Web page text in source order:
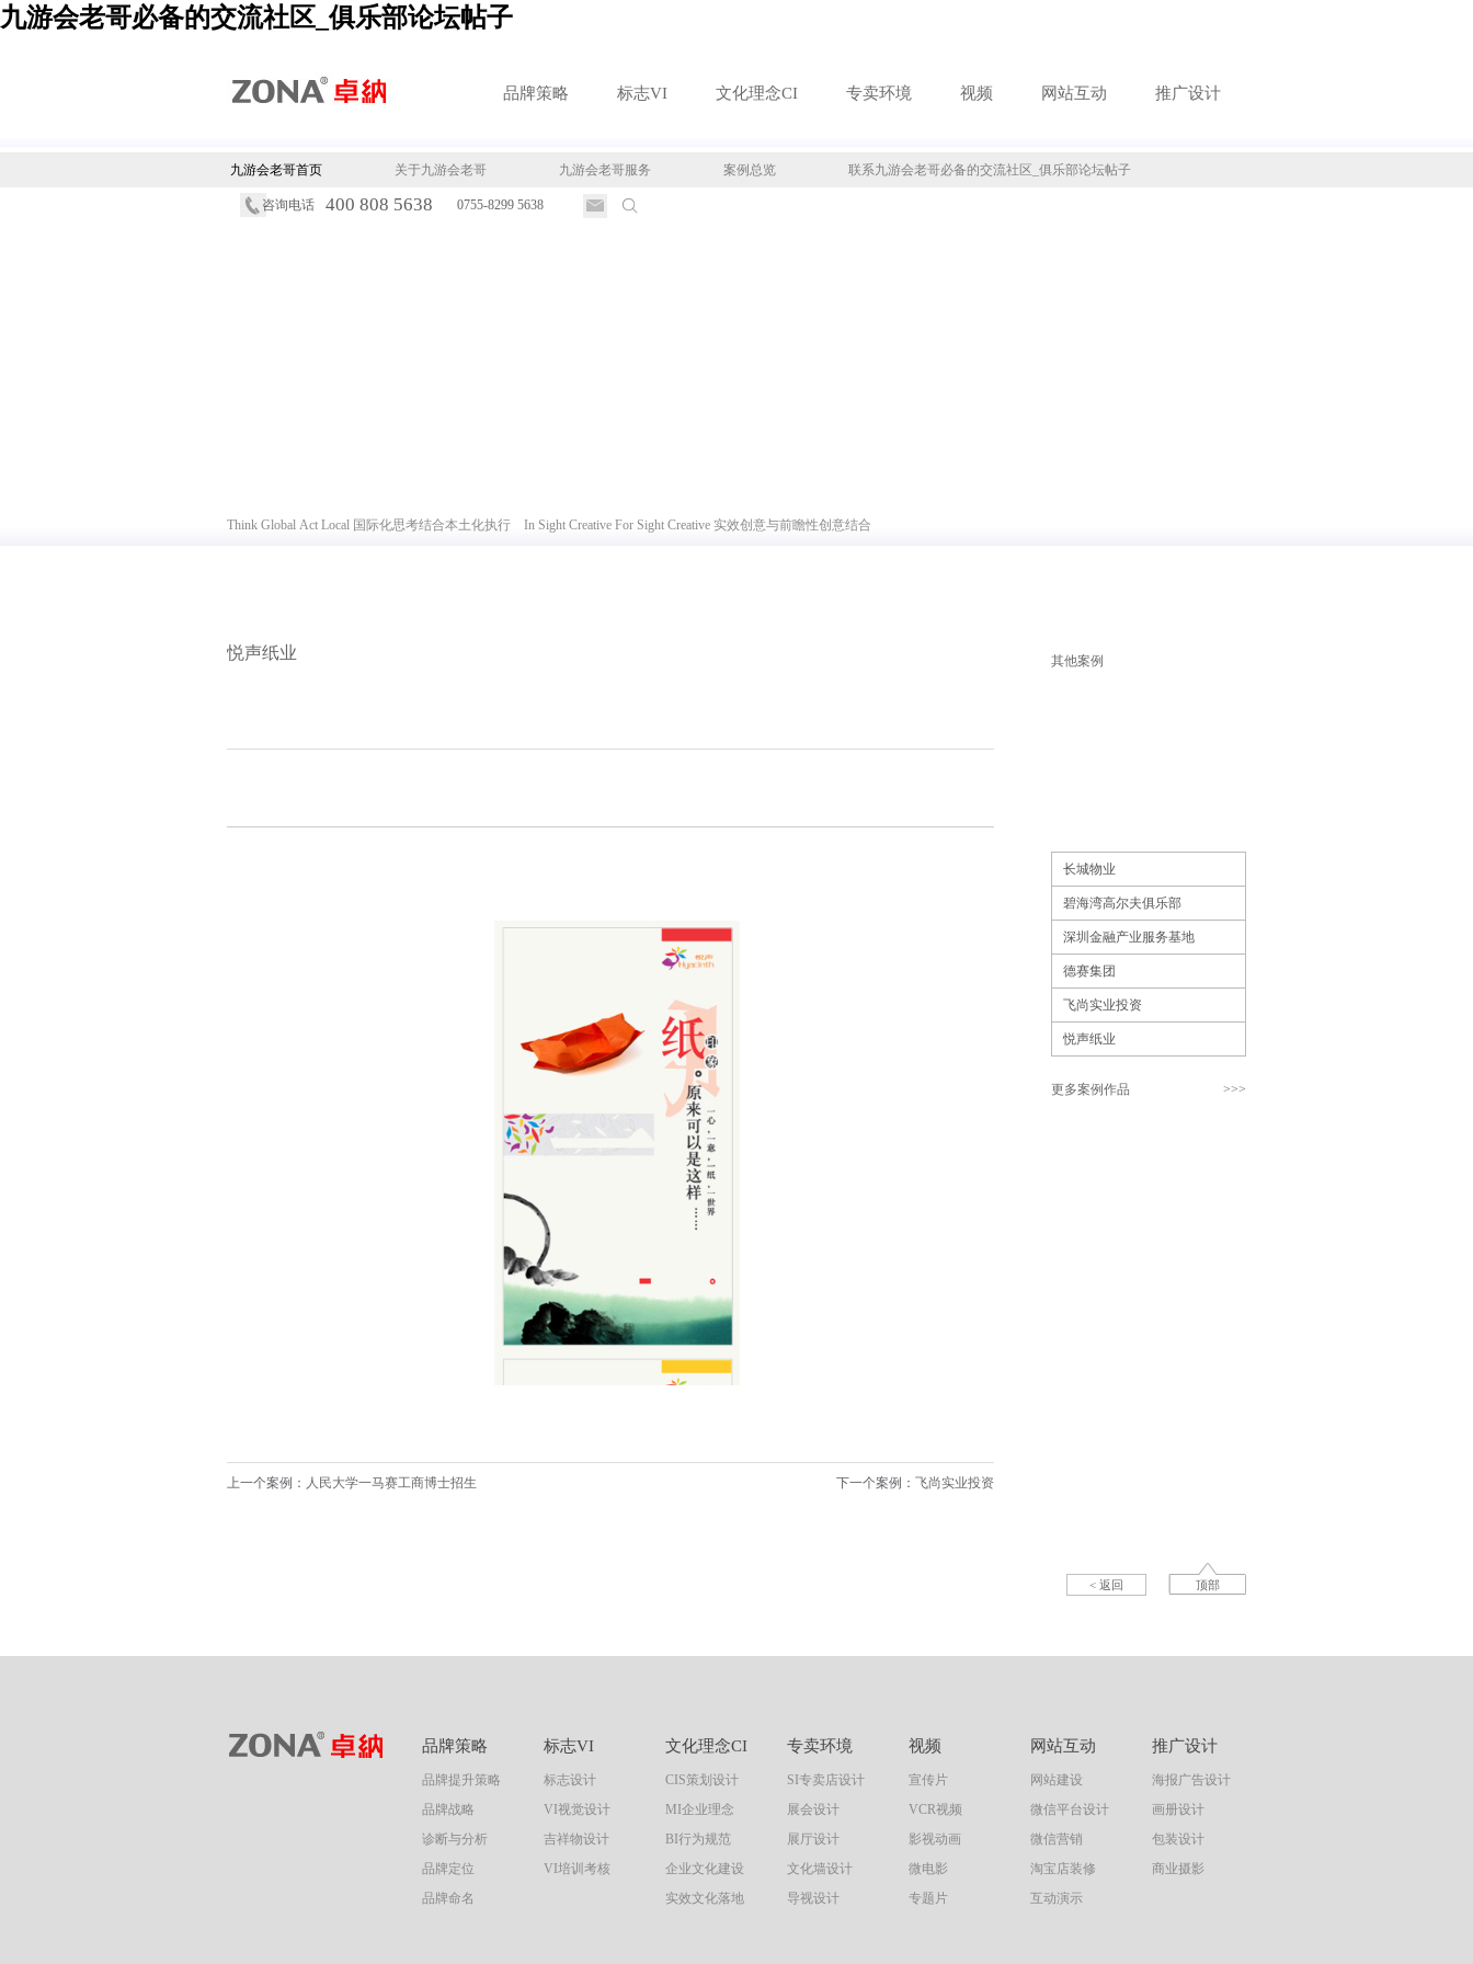
九游会老哥必备的交流社区_俱乐部论坛帖子
品牌策略 标志VI 文化理念CI 专卖环境 视频 网站互动 推广设计
九游会老哥首页 关于九游会老哥 九游会老哥服务 案例总览 联系九游会老哥必备的交流社区_俱乐部论坛帖子
咨询电话 400 808 5638 0755-8299 5638
Think Global Act Local 国际化思考结合本土化执行 In Sight Creative For Sight Creative 实效创意与前瞻性创意结合
悦声纸业
上一个案例： 人民大学一马赛工商博士招生 下一个案例： 飞尚实业投资
其他案例
长城物业
碧海湾高尔夫俱乐部
深圳金融产业服务基地
德赛集团
飞尚实业投资
悦声纸业
更多案例作品 >>>
顶部
< 返回
品牌策略
品牌提升策略
品牌战略
诊断与分析
品牌定位
品牌命名
标志VI
标志设计
VI视觉设计
吉祥物设计
VI培训考核
文化理念CI
CIS策划设计
MI企业理念
BI行为规范
企业文化建设
实效文化落地
专卖环境
SI专卖店设计
展会设计
展厅设计
文化墙设计
导视设计
视频
宣传片
VCR视频
影视动画
微电影
专题片
网站互动
网站建设
微信平台设计
微信营销
淘宝店装修
互动演示
推广设计
海报广告设计
画册设计
包装设计
商业摄影